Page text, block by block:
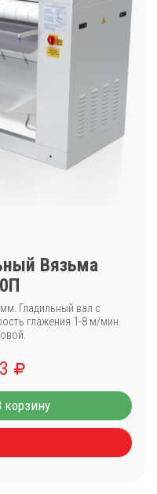
Вязьма
Гладильный вал с
глажения 1-8 м/мин.
корзину